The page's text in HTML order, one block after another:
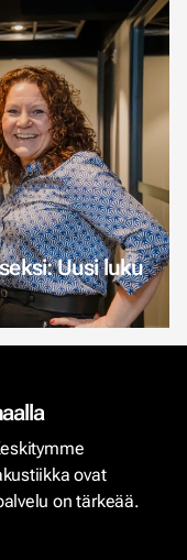
Uusi luku
ovat
on tärkeää.